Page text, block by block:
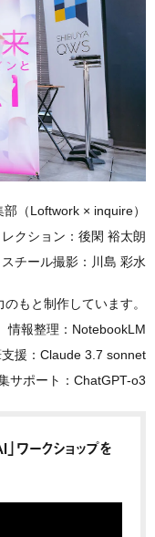
（Loftwork × inquire）
クション：後閑 裕太朗
スチール撮影：川島 彩水
もと制作しています。
情報整理：NotebookLM
援：Claude 3.7 sonnet
サポート：ChatGPT-o3
ワークショップを